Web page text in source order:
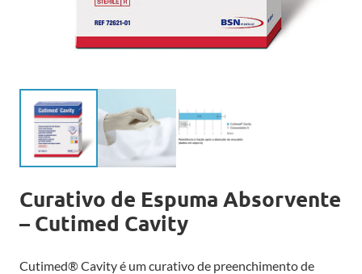
Curativo de Espuma Absorvente
– Cutimed Cavity
Cutimed® Cavity é um curativo de preenchimento de